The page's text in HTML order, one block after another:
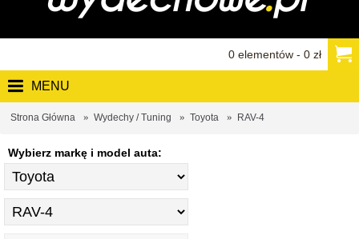
0 elementów - 0 zł
MENU
Strona Główna Wydechy / Tuning Toyota RAV-4
Wybierz markę i model auta: